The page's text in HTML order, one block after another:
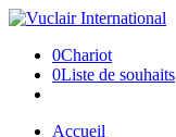
0Chariot
0Liste de souhaits
Accueil